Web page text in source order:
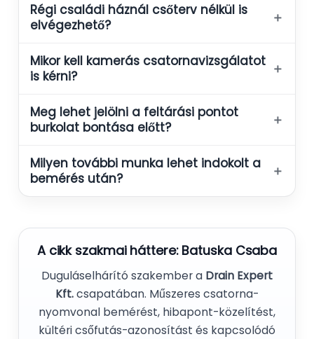
Régi családi háznál csőterv nélkül is
elvégezhető?
＋
Mikor kell kamerás csatornavizsgálatot
is kérni?
＋
Meg lehet jelölni a feltárási pontot
burkolat bontása előtt?
＋
Milyen további munka lehet indokolt a
bemérés után?
＋
A cikk szakmai háttere: Batuska Csaba
Duguláselhárító szakember a Drain Expert
Kft.csapatában. Műszeres csatorna-
nyomvonal bemérést, hibapont-közelítést,
kültéri csőfutás-azonosítást és kapcsolódó